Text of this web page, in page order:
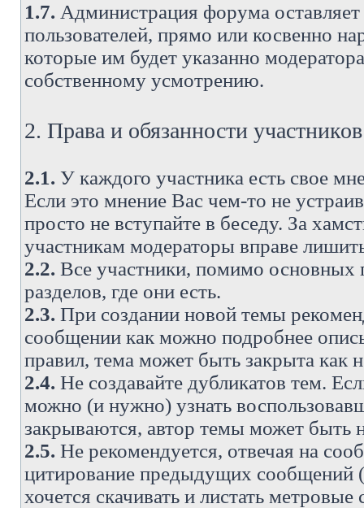
1.7. Администрация форума
пользователей, прямо или косвенно
которые им будет указанно
собственному усмотрению.
2. Права и обязанности
2.1. У каждого участника есть свое
Если это мнение Вас чем-то не
просто не вступайте в беседу. За
участникам модераторы вправе
2.2. Все участники, помимо основных
разделов, где они есть.
2.3. При создании новой темы
сообщении как можно подробнее
правил, тема может быть закрыта как
2.4. Не создавайте дубликатов тем.
можно (и нужно) узнать
закрываются, автор темы может быть
2.5. Не рекомендуется, отвечая на
цитирование предыдущих сообщений
хочется скачивать и листать